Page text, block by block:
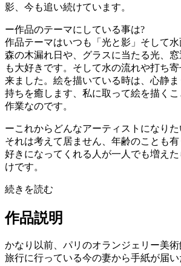
影、今も追い続けています。
ー作品のテーマにしている事は?
作品テーマはいつも「光と影」そして水
森の木漏れ日や、グラスに当たる光、
も大好きです。そして水の流れや打ち
来ました。絵を描いている時は、心静
持ちを癒します、私に取って絵を描く
作業なのです。
ーこれからどんなアーティストになりた
それは考えて居ません、年齢のことも
好きになってくれる人が一人でも増え
けです。
続きを読む
作品説明
かなり以前、パリのオランジェリー美
旅行に行っている今の妻から手紙が届